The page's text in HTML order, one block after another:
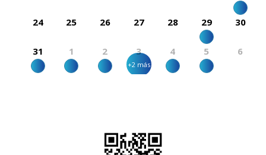
24 25 26 27 28 29 30
31 1 2 3 4 5 6
+2 más